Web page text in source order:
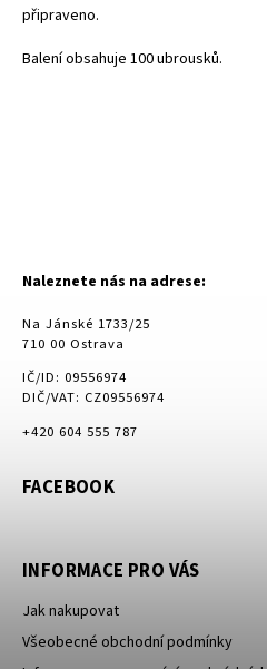
připraveno.
Balení obsahuje 100 ubrousků.
Naleznete nás na adrese:
Na Jánské 1733/25
710 00 Ostrava
IČ/ID: 09556974
DIČ/VAT: CZ09556974
+420 604 555 787
FACEBOOK
INFORMACE PRO VÁS
Jak nakupovat
Všeobecné obchodní podmínky